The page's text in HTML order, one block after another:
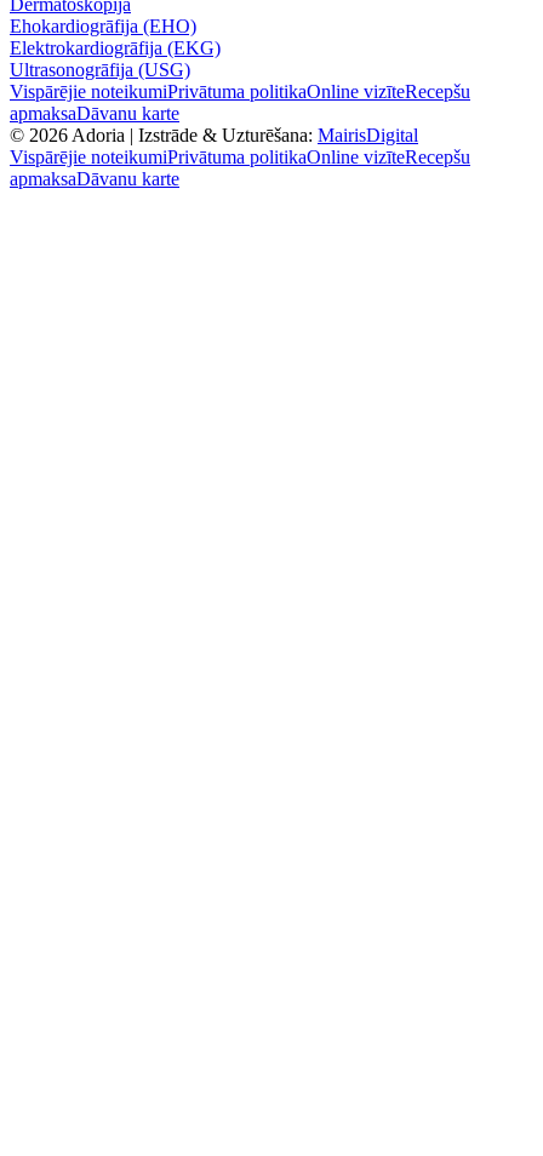
Dermatoskopija
Ehokardiogrāfija (EHO)
Elektrokardiogrāfija (EKG)
Ultrasonogrāfija (USG)
Vispārējie noteikumiPrivātuma politikaOnline vizīteRecepšu
apmaksaDāvanu karte
© 2026 Adoria | Izstrāde & Uzturēšana: MairisDigital
Vispārējie noteikumiPrivātuma politikaOnline vizīteRecepšu
apmaksaDāvanu karte